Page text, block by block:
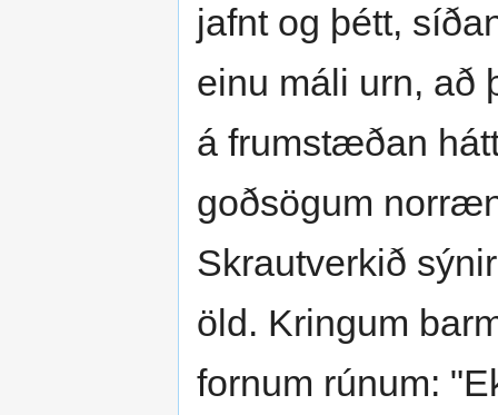
jafnt og þétt,
einu máli urn, að
á frumstæðan
goðsögum
Skrautverkið
öld. Kringum
fornum rúnum: